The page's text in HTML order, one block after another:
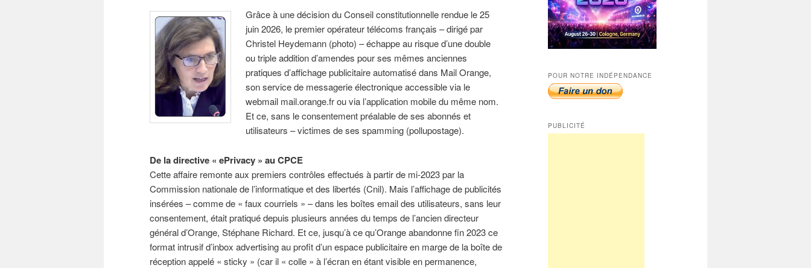
Grâce à une décision du Conseil constitutionnelle rendue le 25
juin 2026, le premier opérateur télécoms français – dirigé par
Christel Heydemann (photo) – échappe au risque d’une double
ou triple addition d’amendes pour ses mêmes anciennes
pratiques d’affichage publicitaire automatisé dans Mail Orange,
son service de messagerie électronique accessible via le
webmail mail.orange.fr ou via l’application mobile du même nom.
Et ce, sans le consentement préalable de ses abonnés et
utilisateurs – victimes de ses spamming (pollupostage).
De la directive « ePrivacy » au CPCE
Cette affaire remonte aux premiers contrôles effectués à partir de mi-2023 par la
Commission nationale de l’informatique et des libertés (Cnil). Mais l’affichage de publicités
insérées – comme de « faux courriels » – dans les boîtes email des utilisateurs, sans leur
consentement, était pratiqué depuis plusieurs années du temps de l’ancien directeur
général d’Orange, Stéphane Richard. Et ce, jusqu’à ce qu’Orange abandonne fin 2023 ce
format intrusif d’inbox advertising au profit d’un espace publicitaire en marge de la boîte de
réception appelé « sticky » (car il « colle » à l’écran en étant visible en permanence,
POUR NOTRE INDÉPENDANCE
PUBLICITÉ